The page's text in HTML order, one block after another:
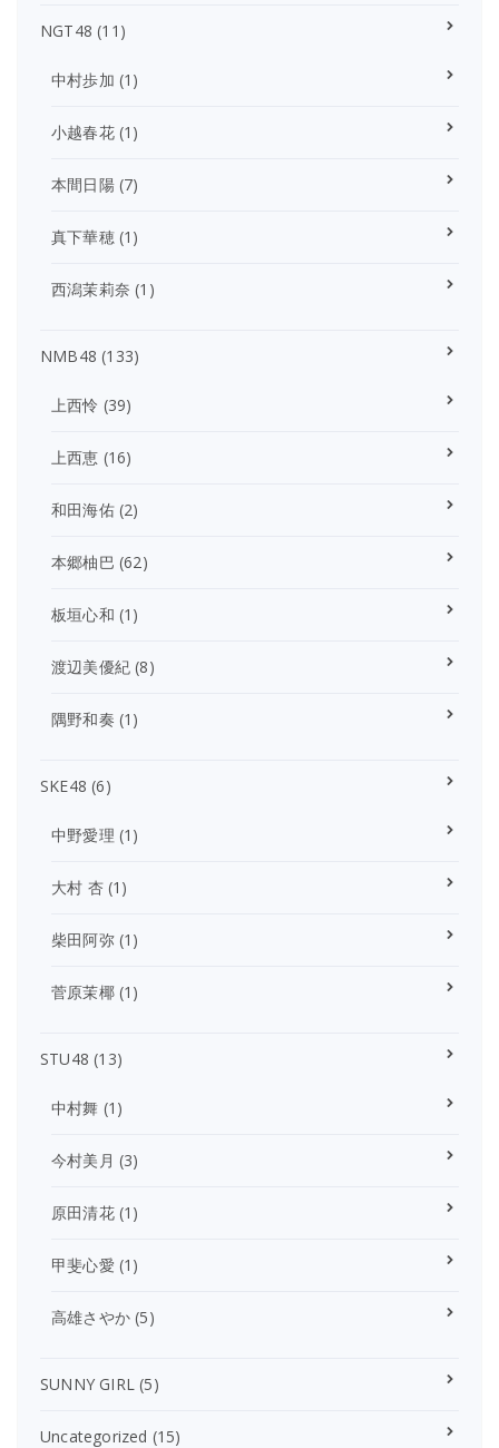
NGT48 (11)
中村歩加 (1)
小越春花(1)
本間日陽(7)
真下華穂(1)
西潟茉莉奈 (1)
NMB48 (133)
上西怜 (39)
上西恵 (16)
和田海佑(2)
本郷柚巴 (62)
板垣心和 (1)
渡辺美優紀 (8)
隅野和奏 (1)
SKE48 (6)
中野愛理 (1)
大村 杏(1)
柴田阿弥(1)
菅原茉椰(1)
STU48 (13)
中村舞 (1)
今村美月 (3)
原田清花(1)
甲斐心愛 (1)
高雄さやか (5)
SUNNY GIRL (5)
Uncategorized (15)